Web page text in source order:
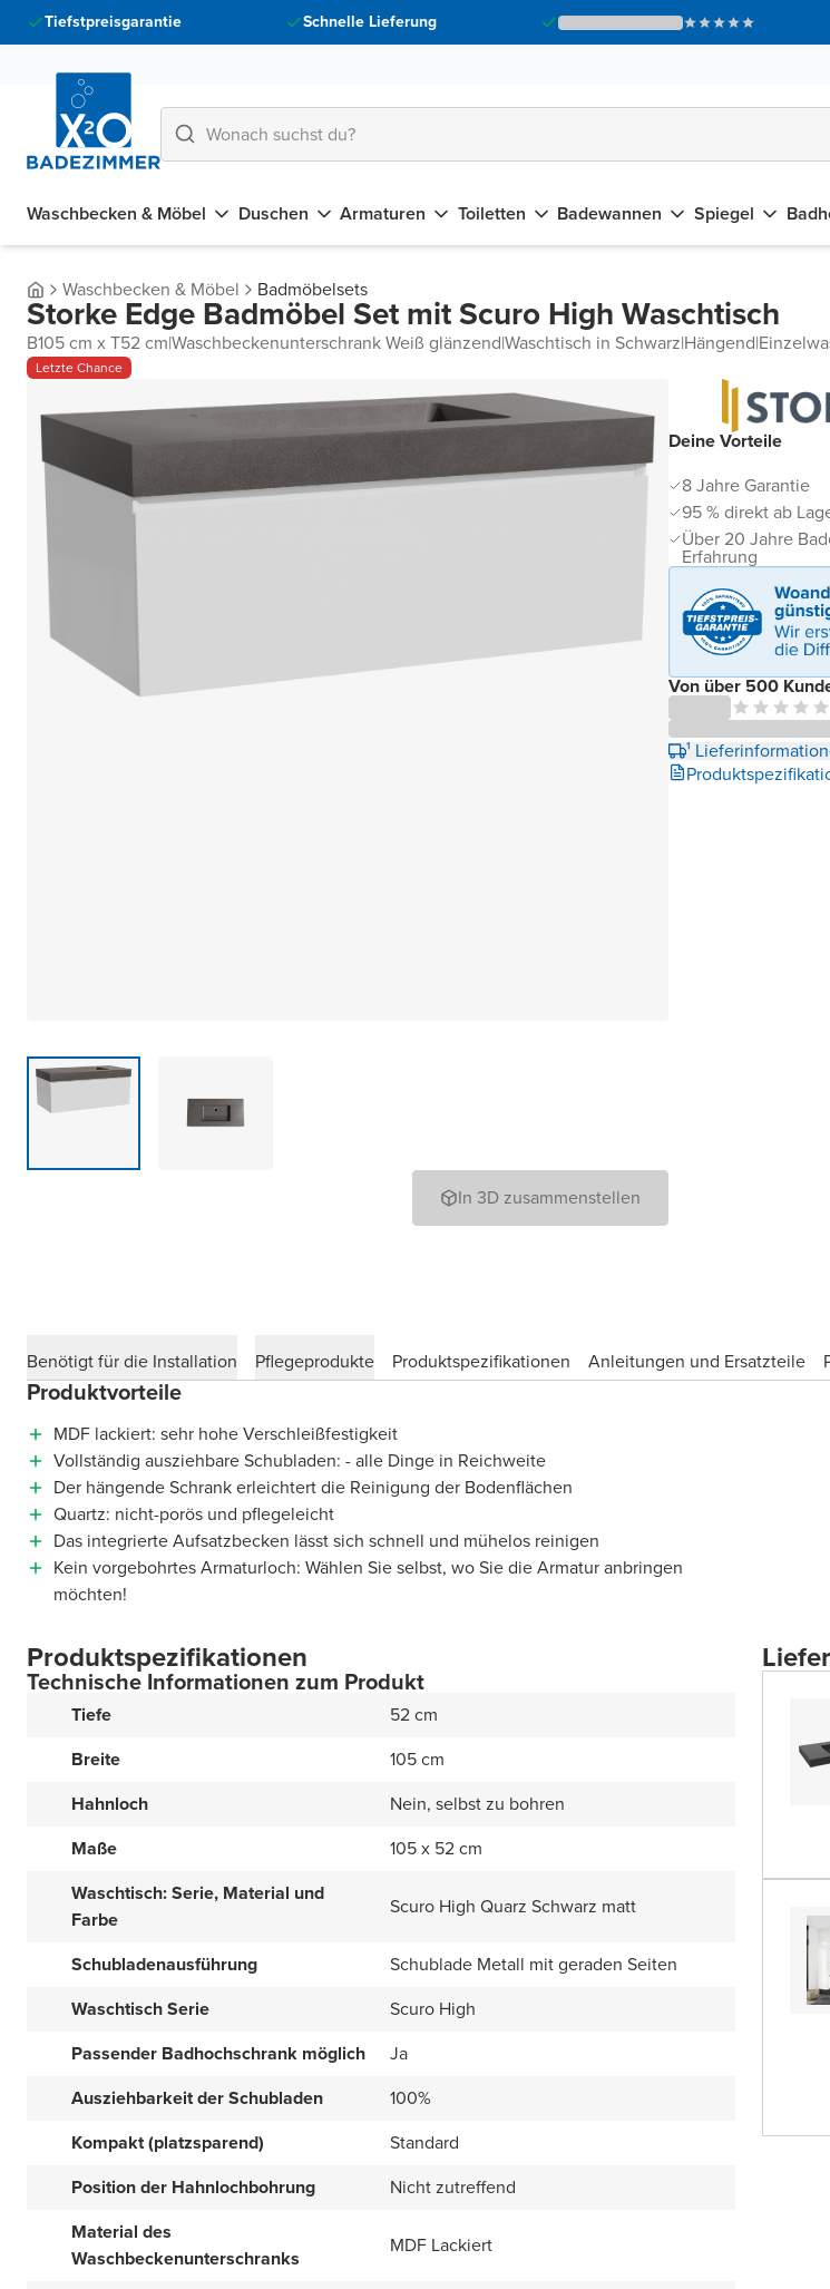
Tiefstpreisgarantie Schnelle Lieferung
Waschbecken & Möbel Duschen Armaturen Toiletten Badewannen Spiegel
Waschbecken & Möbel Badmöbelsets
Storke Edge Badmöbel Set mit Scuro High Waschtisch
B105 cm x T52 cm|Waschbeckenunterschrank Weiß glänzend|Waschtisch in Schwarz|Hängend|
Letzte Chance
In 3D zusammenstellen
Deine Vorteile
8 Jahre Garantie
95 % direkt ab
Über 20 Jahre
Erfahrung
Von über 500
¹
Benötigt für die Installation
Pflegeprodukte Produktspezifikationen Anleitungen und Ersatzteile
Produktvorteile
MDF lackiert: sehr hohe Verschleißfestigkeit
Vollständig ausziehbare Schubladen: - alle Dinge in Reichweite
Der hängende Schrank erleichtert die Reinigung der Bodenflächen
Quartz: nicht-porös und pflegeleicht
Das integrierte Aufsatzbecken lässt sich schnell und mühelos reinigen
Kein vorgebohrtes Armaturloch: Wählen Sie selbst, wo Sie die Armatur anbringen
möchten!
Produktspezifikationen
Technische Informationen zum Produkt
Tiefe
52 cm
Breite
105 cm
Hahnloch
Nein, selbst zu bohren
Maße
105 x 52 cm
Waschtisch: Serie, Material und
Farbe
Scuro High Quarz Schwarz matt
Schubladenausführung
Schublade Metall mit geraden Seiten
Waschtisch Serie
Scuro High
Passender Badhochschrank möglich
Ja
Ausziehbarkeit der Schubladen
100%
Kompakt (platzsparend)
Standard
Position der Hahnlochbohrung
Nicht zutreffend
Material des
Waschbeckenunterschranks
MDF Lackiert